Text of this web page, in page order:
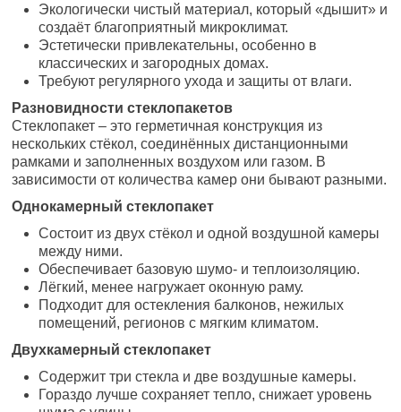
Экологически чистый материал, который «дышит» и
создаёт благоприятный микроклимат.
Эстетически привлекательны, особенно в
классических и загородных домах.
Требуют регулярного ухода и защиты от влаги.
Разновидности стеклопакетов
Стеклопакет – это герметичная конструкция из
нескольких стёкол, соединённых дистанционными
рамками и заполненных воздухом или газом. В
зависимости от количества камер они бывают разными.
Однокамерный стеклопакет
Состоит из двух стёкол и одной воздушной камеры
между ними.
Обеспечивает базовую шумо- и теплоизоляцию.
Лёгкий, менее нагружает оконную раму.
Подходит для остекления балконов, нежилых
помещений, регионов с мягким климатом.
Двухкамерный стеклопакет
Содержит три стекла и две воздушные камеры.
Гораздо лучше сохраняет тепло, снижает уровень